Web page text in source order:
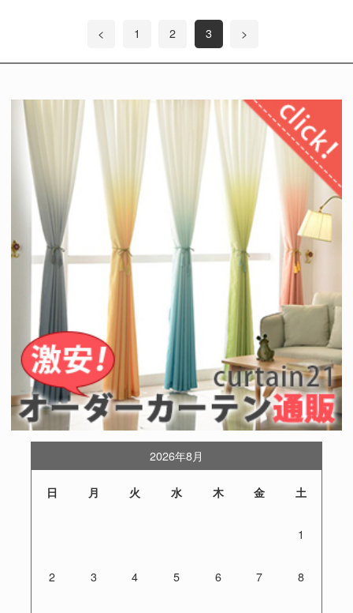
< 1 2 3 >
2026年8月
日 月 火 水 木 金 土
1
2 3 4 5 6 7 8